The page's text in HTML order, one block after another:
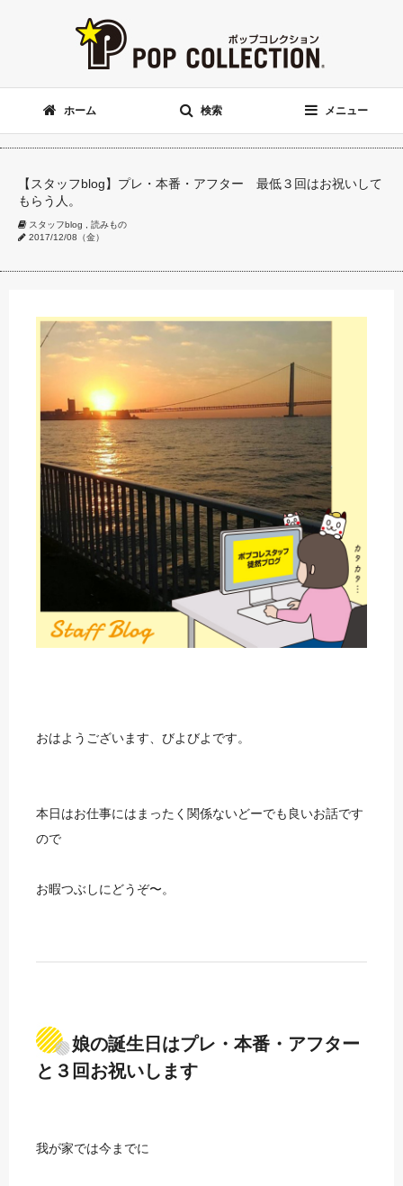
ホーム 検索 メニュー
【スタッフblog】プレ・本番・アフター 最低３回はお祝いして
もらう人。
スタッフblog
読みもの
2017/12/08（金）
おはようございます、びよびよです。
本日はお仕事にはまったく関係ないどーでも良いお話です
ので
お暇つぶしにどうぞ〜。
娘の誕生日はプレ・本番・アフター
と３回お祝いします
我が家では今までに